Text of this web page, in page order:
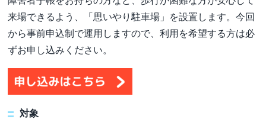
来場できるよう、「思いやり駐車場」を設置します。今回
から事前申込制で運用しますので、利用を希望する方は必
ずお申し込みください。
対象